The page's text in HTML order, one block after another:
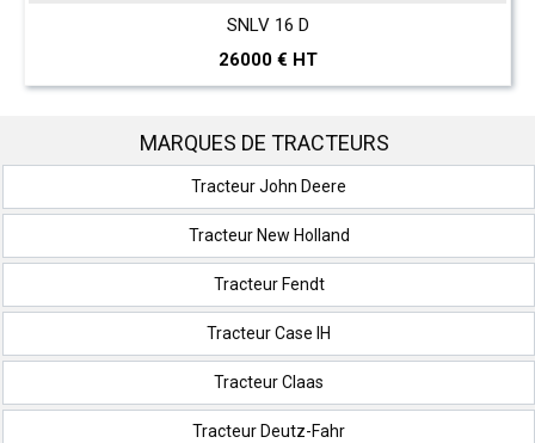
SNLV 16 D
26000 € HT
MARQUES DE TRACTEURS
Tracteur John Deere
Tracteur New Holland
Tracteur Fendt
Tracteur Case IH
Tracteur Claas
Tracteur Deutz-Fahr